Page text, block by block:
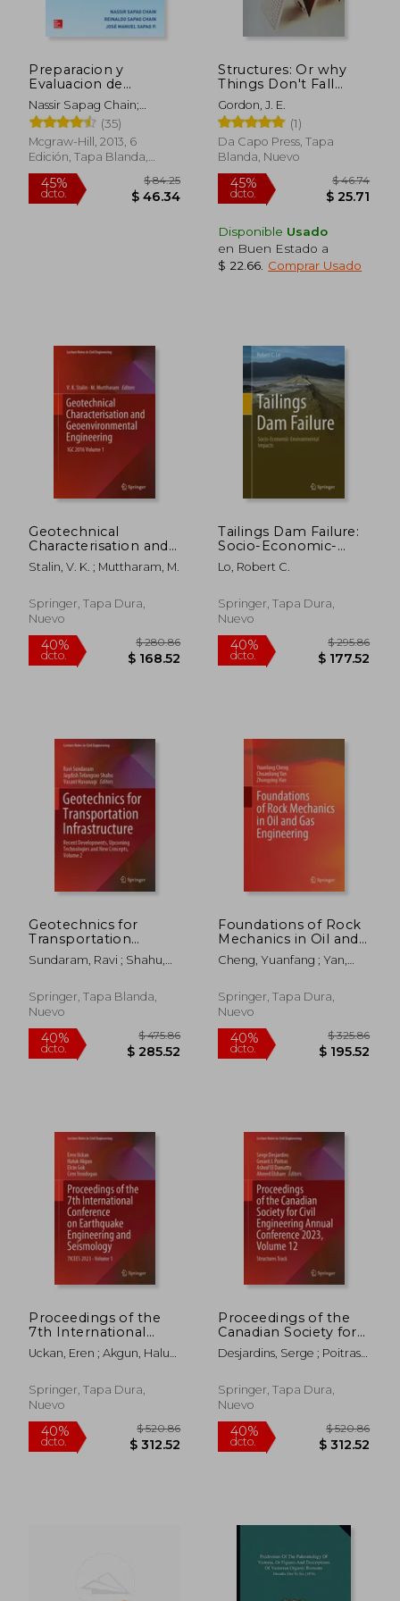
45% 45%
Preparacion y
Evaluacion de
Proyectos
Nassir Sapag Chain;
Reynaldo Sapag Chain;
José Sapag Puelma
(35)
Mcgraw-Hill, 2013, 6
Edición, Tapa Blanda,
Nuevo
45%
dcto.
$ 84.25
$ 46.34
Structures: Or why
Things Don't Fall
Down (en Inglés)
Gordon, J. E.
(1)
Da Capo Press, Tapa
Blanda, Nuevo
45%
dcto.
Disponible Usado
en Buen Estado a
$ 22.66 Comprar Usado
Geotechnical
Characterisation and
Geoenvironmental
Engineering: Igc 2016
Stalin, V. K. ; Muttharam, M.
Springer, Tapa Dura,
Nuevo
Tailings Dam Failure:
Socio-Economic-
Environmental
Impacts (en Inglés)
Lo, Robert C.
Springer, Tapa Dura,
Nuevo
Geotechnics for
Transportation
Infrastructure: Recent
Developments,
Technologies and
New Concepts,
Sundaram, Ravi ; Shahu,
Havanagi, Vasant
Springer, Tapa Blanda,
Nuevo
Foundations of Rock
Mechanics in Oil and
Gas Engineering (en
Inglés)
Cheng, Yuanfang ; Yan,
Zhongying
Springer, Tapa Dura,
Nuevo
Proceedings of the
7th International
Conference on
Earthquake
Seismology: 7icees
2023 - Volume 1 (en
Uckan, Eren ; Akgun, Haluk
Springer, Tapa Dura,
Nuevo
Proceedings of the
Canadian Society for
Civil Engineering
Annual Conference
Structures Track (en
Inglés)
Desjardins, Serge ; Poitras,
Ashraf
Springer, Tapa Dura,
Nuevo